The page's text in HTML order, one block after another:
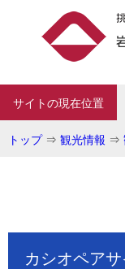
サイトの現在位置
トップ⇒ 観光情報 ⇒
カシオペア